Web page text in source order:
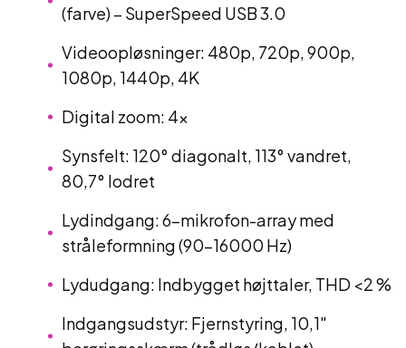
(farve) – SuperSpeed USB 3.0
Videoopløsninger: 480p, 720p, 900p,
1080p, 1440p, 4K
Digital zoom: 4x
Synsfelt: 120° diagonalt, 113° vandret,
80,7° lodret
Lydindgang: 6-mikrofon-array med
stråleformning (90–16000 Hz)
Lydudgang: Indbygget højttaler, THD <2 %
Indgangsudstyr: Fjernstyring, 10,1"